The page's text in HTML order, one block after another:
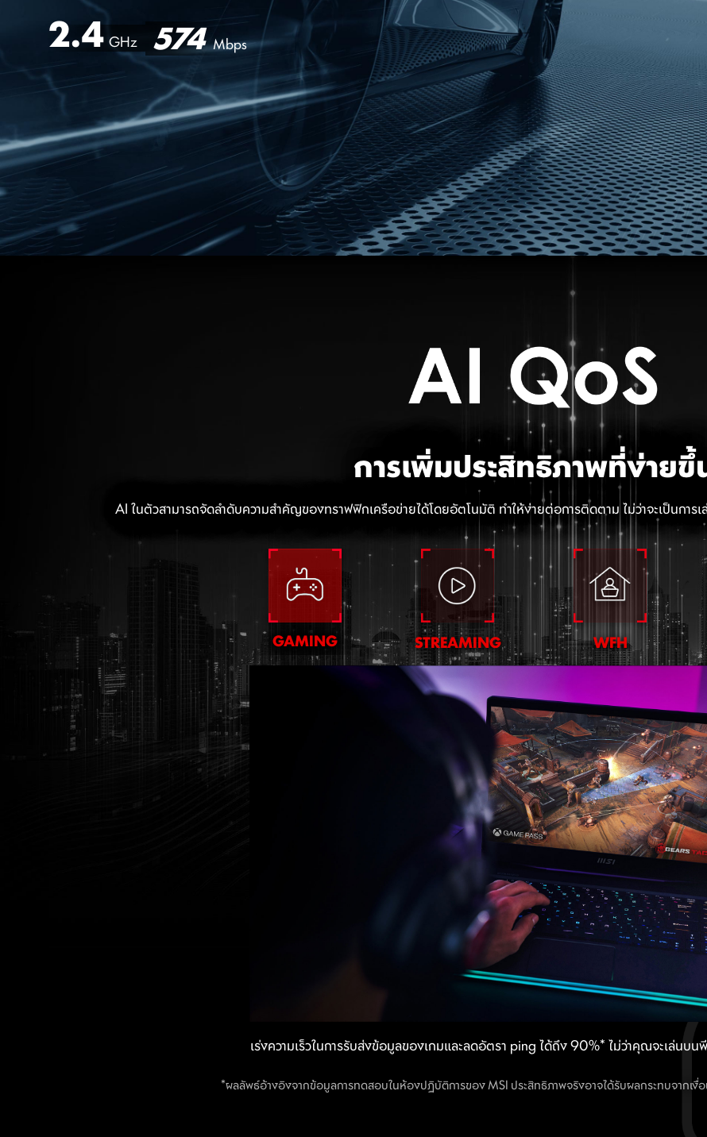
2.4GHz 574 Mbps
การเพิ่มประสิทธิภาพที่ง่ายขึ้
AI ในตัวสามารถจัดลำดับความสำคัญของทราฟฟิกเครือข่ายได้โดยอัตโนมัติ ทำให้ง่ายต่อการติดตาม ไม่ว่าจะเป็นกา
GAMING STREAMING WFH
เร่งความเร็วในการรับส่งข้อมูลของเกมและลดอัตรา ping ได้ถึง 90%* ไม่ว่าคุณจะเล่นบ
*ผลลัพธ์อ้างอิงจากข้อมูลการทดสอบในห้องปฏิบัติการของ MSI ประสิทธิภาพจริงอาจได้รับผลกระทบจากเงื่
ลดการหยุดชะงักในขณะที่คุณเพลิดเพลินกับ live streaming
จัดลำดับความสำคัญของการประชุมออนไลน์และแอปพลิเคชันเพิ่มประสิทธิภาพ ให้คุณมีสม
เพิ่มประสิทธิภาพประสบการณ์ออนไลน์สำหรับสมาชิกทุกคนในครอบค